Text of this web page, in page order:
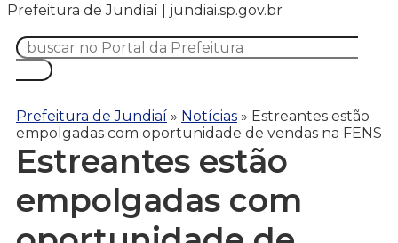
Prefeitura de Jundiaí | jundiai.sp.gov.br
Prefeitura de Jundiaí » Notícias » Estreantes estão
empolgadas com oportunidade de vendas na FENS
Estreantes estão
empolgadas com